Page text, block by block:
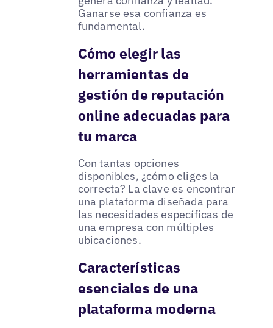
Ganarse esa confianza es
fundamental.
Cómo elegir las
herramientas de
gestión de reputación
online adecuadas para
tu marca
Con tantas opciones
disponibles, ¿cómo eliges la
correcta? La clave es encontrar
una plataforma diseñada para
las necesidades específicas de
una empresa con múltiples
ubicaciones.
Características
esenciales de una
plataforma moderna